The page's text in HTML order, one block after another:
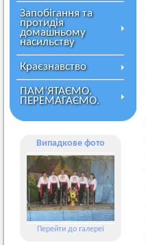
Запобігання та
протидія
домашньому
насильству
Краєзнавство
ПАМ’ЯТАЄМО.
ПЕРЕМАГАЄМО.
Випадкове фото
Перейти до галереї